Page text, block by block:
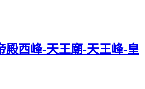
殿西峰-天王廟-天王峰-皇